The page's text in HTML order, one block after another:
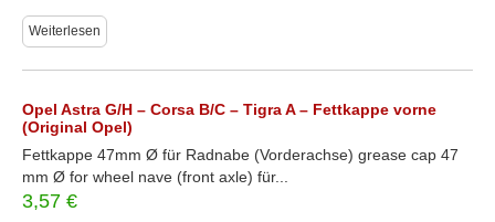
Weiterlesen
Opel Astra G/H – Corsa B/C – Tigra A – Fettkappe vorne
(Original Opel)
Fettkappe 47mm Ø für Radnabe (Vorderachse) grease cap 47
mm Ø for wheel nave (front axle) für...
3,57 €